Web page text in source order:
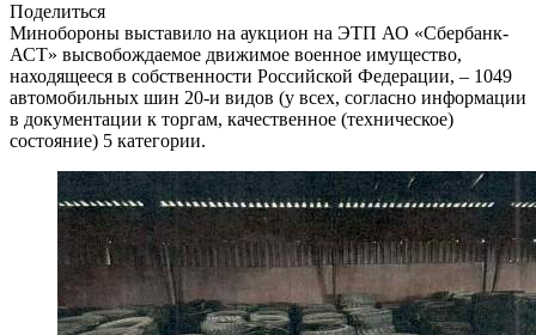
Поделиться
Минобороны выставило на аукцион на ЭТП АО «Сбербанк-
АСТ» высвобождаемое движимое военное имущество,
находящееся в собственности Российской Федерации, – 1049
автомобильных шин 20-и видов (у всех, согласно информации
в документации к торгам, качественное (техническое)
состояние) 5 категории.